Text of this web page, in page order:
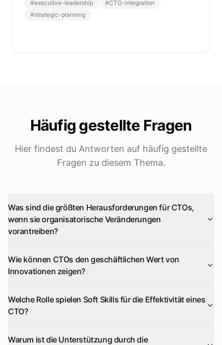
#executive-leadership #CTO-integration
#strategic-planning
Häufig gestellte Fragen
Hier findest du Antworten auf häufig gestellte
Fragen zu diesem Thema.
Was sind die größten Herausforderungen für CTOs,
wenn sie organisatorische Veränderungen
vorantreiben?
Wie können CTOs den geschäftlichen Wert von
Innovationen zeigen?
Welche Rolle spielen Soft Skills für die Effektivität eines
CTO?
Warum ist die Unterstützung durch die